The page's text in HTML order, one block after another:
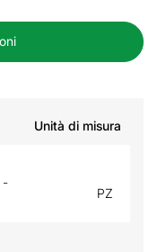
Unità di misura
-
PZ